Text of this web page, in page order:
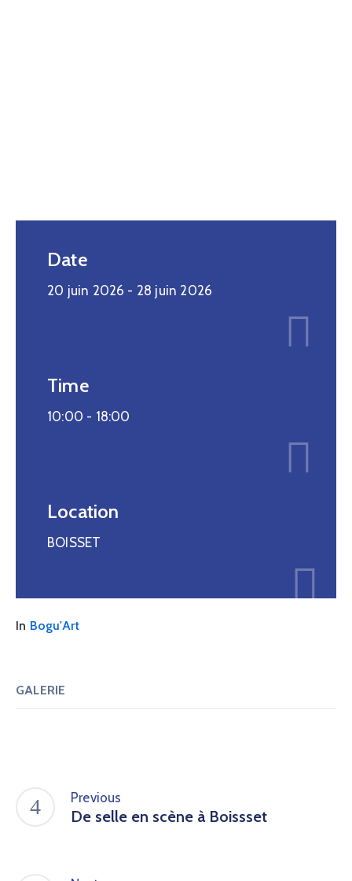
Date
20 juin 2026 - 28 juin 2026
Time
10:00 - 18:00
Location
BOISSET
In Bogu'Art
GALERIE
Previous
De selle en scène à Boissset